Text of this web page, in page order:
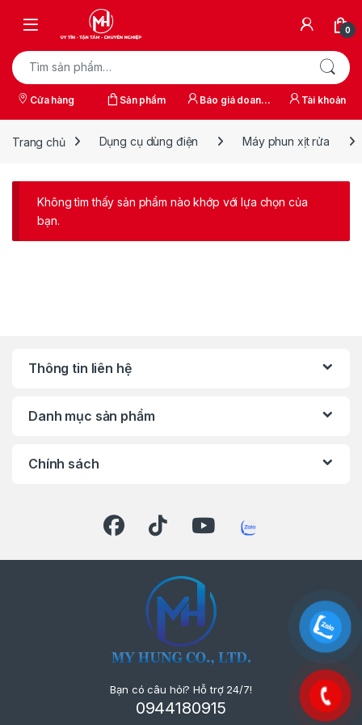
0
Tìm kiếm:
Cửa hàng Sản phẩm
Báo giá doanh
Tài khoản
Trang chủ Dụng cụ dùng điện Máy phun xịt rửa
Không tìm thấy sản phẩm nào khớp với lựa chọn của
bạn.
Thông tin liên hệ
Danh mục sản phẩm
Chính sách
Bạn có câu hỏi? Hỗ trợ 24/7!
0944180915